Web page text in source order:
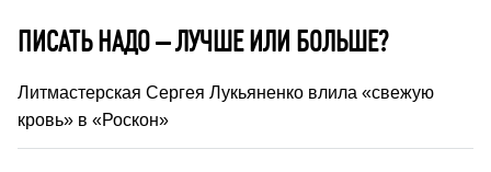
ПИСАТЬ НАДО – ЛУЧШЕ ИЛИ БОЛЬШЕ?
Литмастерская Сергея Лукьяненко влила «свежую
кровь» в «Роскон»